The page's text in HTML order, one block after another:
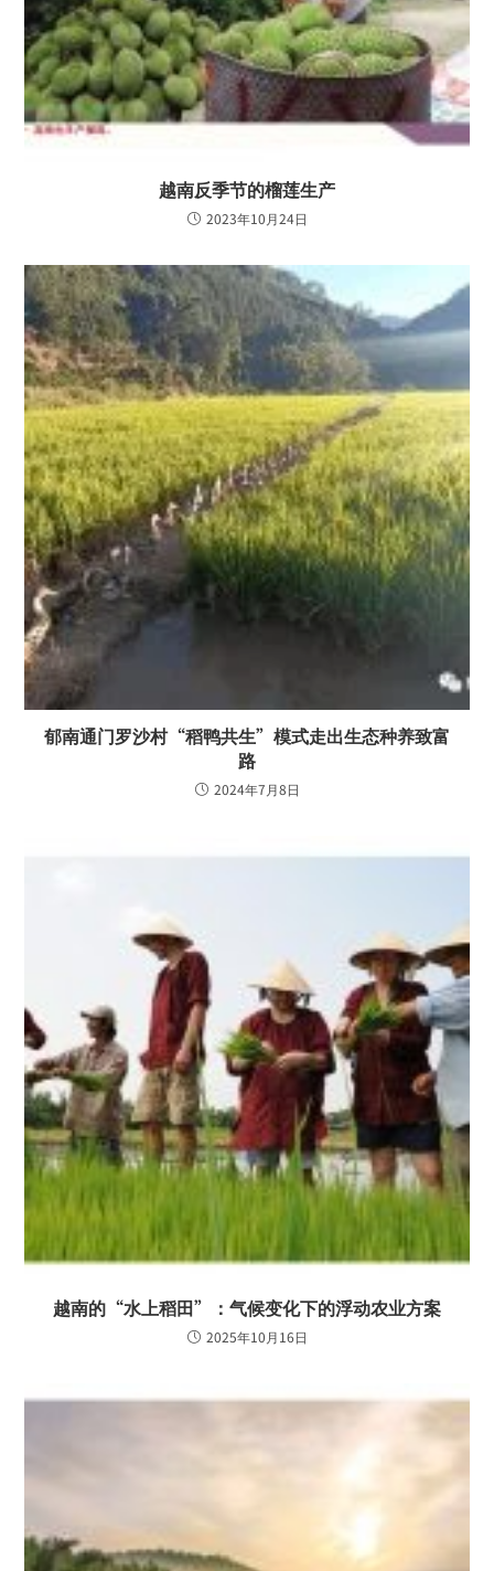
越南反季节的榴莲生产
2023年10月24日
郁南通门罗沙村“稻鸭共生”模式走出生态种养致富
路
2024年7月8日
越南的“水上稻田”：气候变化下的浮动农业方案
2025年10月16日